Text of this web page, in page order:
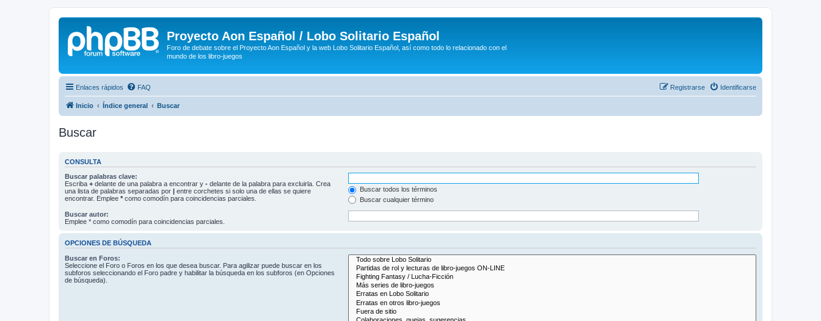
Proyecto Aon Español / Lobo Solitario Español
Foro de debate sobre el Proyecto Aon Español y la web Lobo Solitario Español, así como todo lo relacionado con el
mundo de los libro-juegos
Enlaces rápidos FAQ Identificarse
Registrarse
Inicio Índice general Buscar
Buscar
CONSULTA
Buscar palabras clave:
Escriba + delante de una palabra a encontrar y - delante de la palabra para excluirla. Crea
una lista de palabras separadas por | entre corchetes si solo una de ellas se quiere
encontrar. Emplee * como comodín para coincidencias parciales.
Buscar todos los términos
Buscar cualquier término
Buscar autor:
Emplee * como comodín para coincidencias parciales.
OPCIONES DE BÚSQUEDA
Buscar en Foros:
Seleccione el Foro o Foros en los que desea buscar. Para agilizar puede buscar en los
subforos seleccionando el Foro padre y habilitar la búsqueda en los subforos (en Opciones
de búsqueda).